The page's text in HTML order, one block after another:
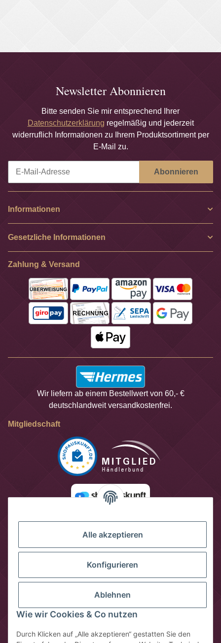
Alle akzeptieren
Konfigurieren
Ablehnen
Wie wir Cookies & Co nutzen
Durch Klicken auf „Alle akzeptieren“ gestatten Sie den
Newsletter Abonnieren
Bitte senden Sie mir entsprechend Ihrer
Datenschutzerklärung regelmäßig und jederzeit
widerruflich Informationen zu Ihrem Produktsortiment per
E-Mail zu.
Abonnieren
Informationen
Gesetzliche Informationen
Zahlung & Versand
Wir liefern ab einem Bestellwert von 60,- €
deutschlandweit versandkostenfrei.
Mitgliedschaft